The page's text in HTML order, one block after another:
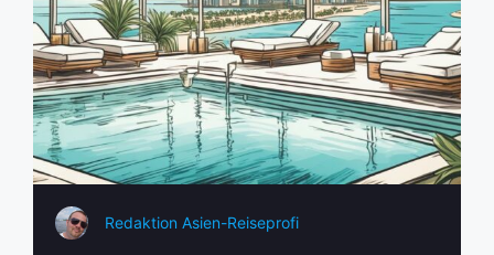
Redaktion Asien-Reiseprofi